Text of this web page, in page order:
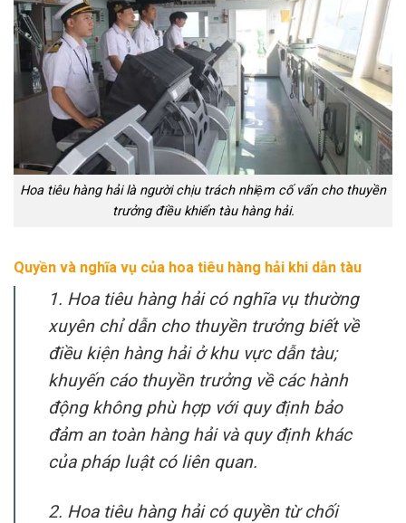
Hoa tiêu hàng hải là người chịu trách nhiệm cố vấn cho thuyền
trưởng điều khiển tàu hàng hải.
Quyền và nghĩa vụ của hoa tiêu hàng hải khi dẫn tàu
1. Hoa tiêu hàng hải có nghĩa vụ thường
xuyên chỉ dẫn cho thuyền trưởng biết về
điều kiện hàng hải ở khu vực dẫn tàu;
khuyến cáo thuyền trưởng về các hành
động không phù hợp với quy định bảo
đảm an toàn hàng hải và quy định khác
của pháp luật có liên quan.
2. Hoa tiêu hàng hải có quyền từ chối